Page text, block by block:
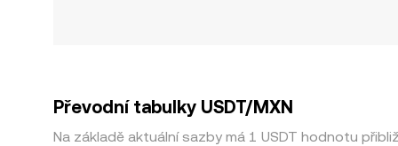
Převodní tabulky USDT/MXN
Na základě aktuální sazby má 1 USDT hodnotu